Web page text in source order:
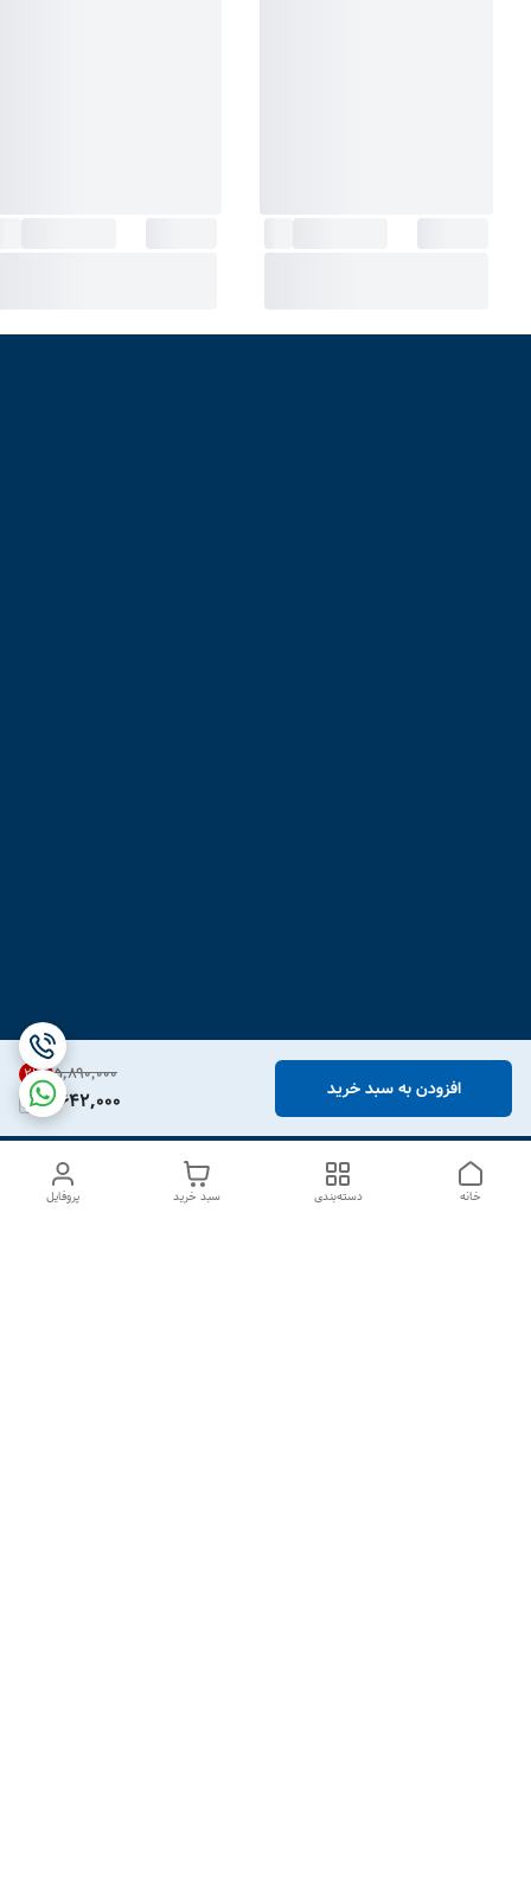
۵٬۸۹۰٬۰۰۰ 21%
4,642,000 افزودن به سبد خرید
پروفایل سبد خرید دسته‌بندی خانه